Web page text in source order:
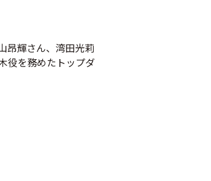
昂輝さん、湾田光莉
役を務めたトップダ